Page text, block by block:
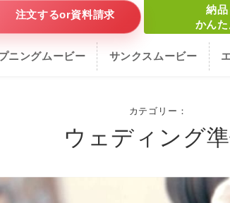
注文するor資料請求
納
かんた
ニングムービー サンクスムービー
カテゴリー：
ウェディング